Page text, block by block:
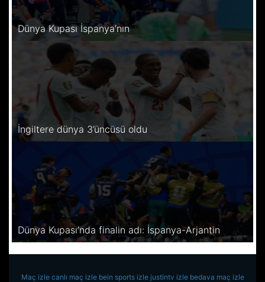
Dünya Kupası İspanya’nın
İngiltere dünya 3’üncüsü oldu
Dünya Kupası’nda finalin adı: İspanya-Arjantin
Maç izle canlı maç izle bein sports izle justintv izle bedava maç izle